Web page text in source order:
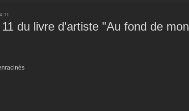
du livre d'artiste "Au fond de mon